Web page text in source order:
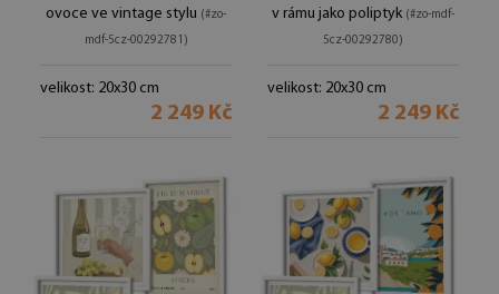
ovoce ve vintage stylu (#zo-
mdf-5cz-00292781)
velikost: 20x30 cm
2 249 Kč
v rámu jako poliptyk (#zo-mdf-
5cz-00292780)
velikost: 20x30 cm
2 249 Kč